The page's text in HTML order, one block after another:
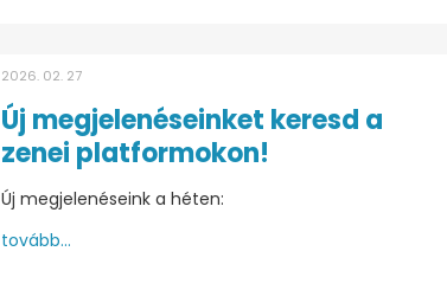
2026. 02. 27
Új megjelenéseinket keresd a
zenei platformokon!
Új megjelenéseink a héten:
tovább...